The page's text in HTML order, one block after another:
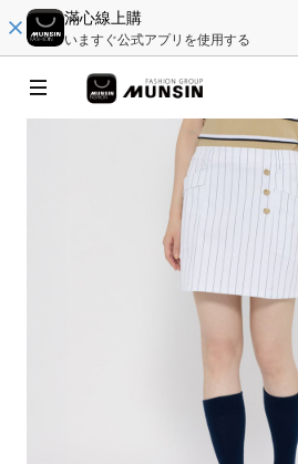
滿心線上購
いますぐ公式アプリを使用する